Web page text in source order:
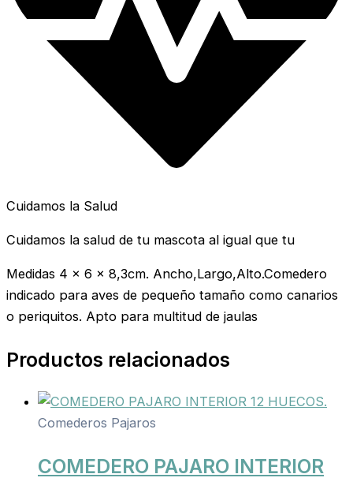
Cuidamos la Salud
Cuidamos la salud de tu mascota al igual que tu
Medidas 4 x 6 x 8,3cm. Ancho,Largo,Alto.Comedero
indicado para aves de pequeño tamaño como canarios
o periquitos. Apto para multitud de jaulas
Productos relacionados
Comederos Pajaros
COMEDERO PAJARO INTERIOR